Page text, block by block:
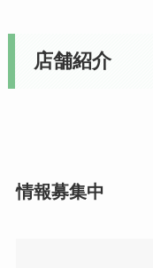
店舗紹介
情報募集中